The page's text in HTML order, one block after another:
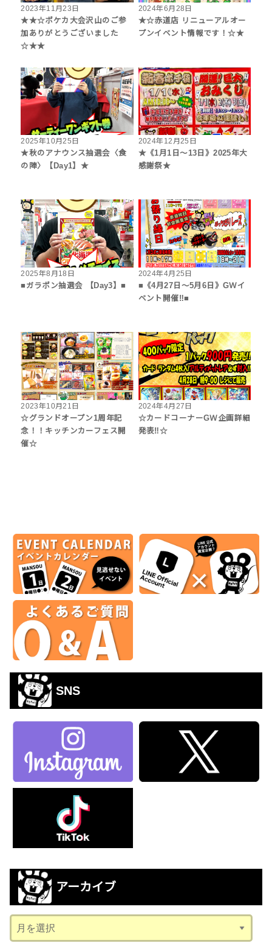
2023年11月23日
★★☆ポケカ大会沢山のご参
加ありがとうございました
☆★★
2024年6月28日
★☆赤道店 リニューアルオー
プンイベント情報です！☆★
2025年10月25日
★秋のアナウンス抽選会〈食
の陣〉【Day1】★
2024年12月25日
★《1月1日～13日》2025年大
感謝祭★
2025年8月18日
■ガラポン抽選会 【Day3】■
2024年4月25日
■《4月27日～5月6日》GＷイ
ベント開催‼■
2023年10月21日
☆グランドオープン1周年記
念！！キッチンカーフェス開
催☆
2024年4月27日
☆カードコーナーGＷ企画詳細
発表‼☆
SNS
アーカイブ
ー